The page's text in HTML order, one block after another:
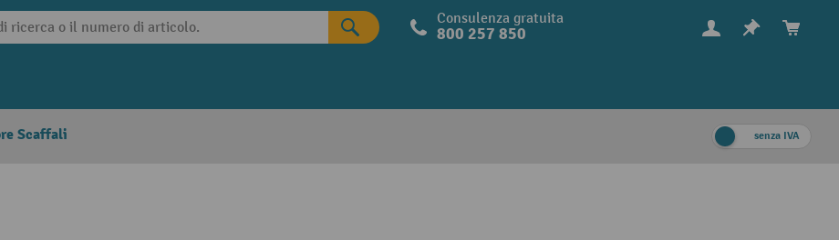
Consulenza gratuita
800 257 850
Scaffali senza IVA